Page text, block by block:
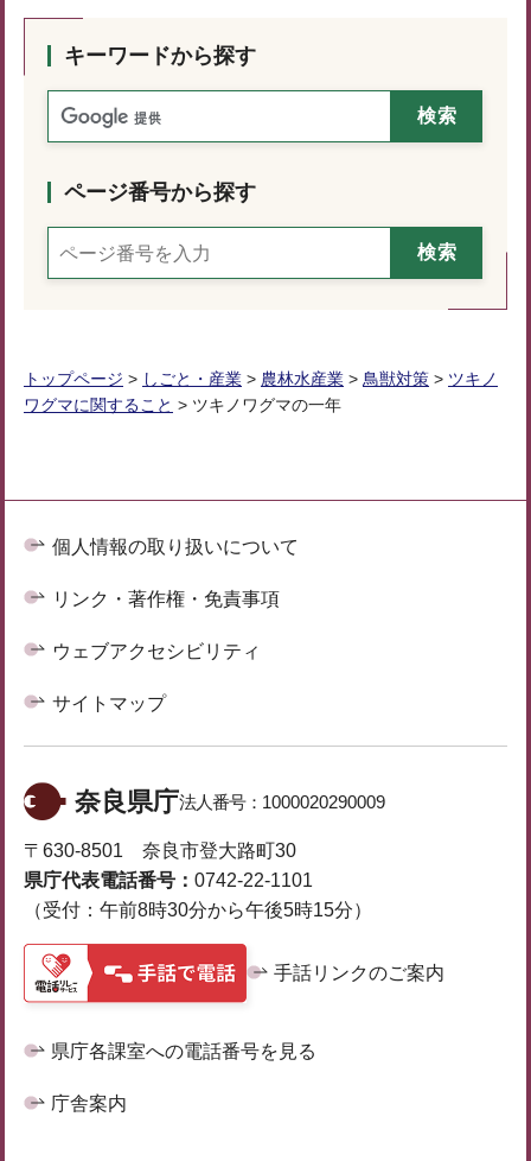
キーワードから探す
ページ番号から探す
トップページ > しごと・産業 > 農林水産業 > 鳥獣対策 > ツキノ
ワグマに関すること > ツキノワグマの一年
個人情報の取り扱いについて
リンク・著作権・免責事項
ウェブアクセシビリティ
サイトマップ
奈良県庁法人番号： 1000020290009
〒630-8501 奈良市登大路町30
県庁代表電話番号： 0742-22-1101
（受付：午前8時30分から午後5時15分）
手話リンクのご案内
県庁各課室への電話番号を見る
庁舎案内